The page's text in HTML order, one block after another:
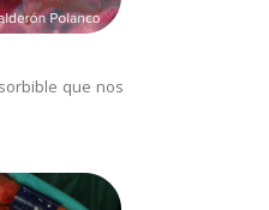
que nos